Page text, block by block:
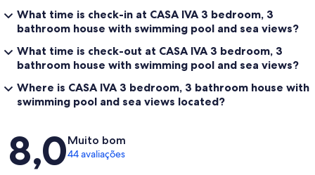
What time is check-in at CASA IVA 3 bedroom, 3
bathroom house with swimming pool and sea views?
What time is check-out at CASA IVA 3 bedroom, 3
bathroom house with swimming pool and sea views?
Where is CASA IVA 3 bedroom, 3 bathroom house with
swimming pool and sea views located?
Avaliações
8,0Muito bom
44 avaliações